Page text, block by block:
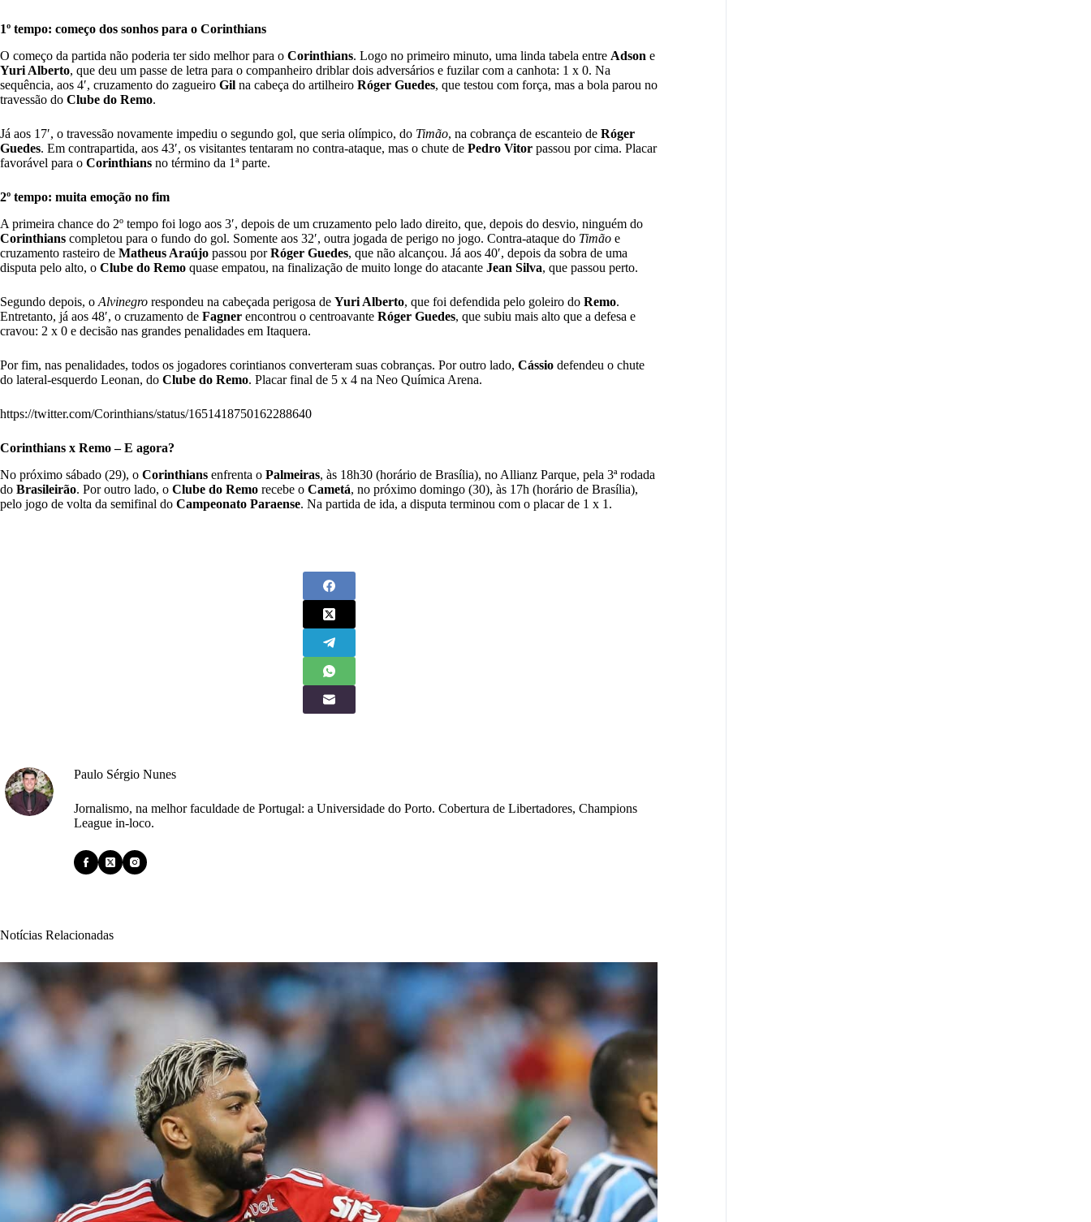
1º tempo: começo dos sonhos para o Corinthians
O começo da partida não poderia ter sido melhor para o Corinthians. Logo no primeiro minuto, uma linda tabela entre Adson e
Yuri Alberto, que deu um passe de letra para o companheiro driblar dois adversários e fuzilar com a canhota: 1 x 0. Na
sequência, aos 4′, cruzamento do zagueiro Gil na cabeça do artilheiro Róger Guedes, que testou com força, mas a bola parou no
travessão do Clube do Remo.
Já aos 17′, o travessão novamente impediu o segundo gol, que seria olímpico, do Timão, na cobrança de escanteio de Róger
Guedes. Em contrapartida, aos 43′, os visitantes tentaram no contra-ataque, mas o chute de Pedro Vitor passou por cima. Placar
favorável para o Corinthians no término da 1ª parte.
2º tempo: muita emoção no fim
A primeira chance do 2º tempo foi logo aos 3′, depois de um cruzamento pelo lado direito, que, depois do desvio, ninguém do
Corinthians completou para o fundo do gol. Somente aos 32′, outra jogada de perigo no jogo. Contra-ataque do Timão e
cruzamento rasteiro de Matheus Araújo passou porRóger Guedes, que não alcançou. Já aos 40′, depois da sobra de uma
disputa pelo alto, o Clube do Remo quase empatou, na finalização de muito longe do atacante Jean Silva, que passou perto.
Segundo depois, o Alvinegro respondeu na cabeçada perigosa de Yuri Alberto, que foi defendida pelo goleiro do Remo.
Entretanto, já aos 48′, o cruzamento de Fagner encontrou o centroavante Róger Guedes, que subiu mais alto que a defesa e
cravou: 2 x 0 e decisão nas grandes penalidades em Itaquera.
Por fim, nas penalidades, todos os jogadores corintianos converteram suas cobranças. Por outro lado, Cássio defendeu o chute
do lateral-esquerdo Leonan, do Clube do Remo. Placar final de 5 x 4 na Neo Química Arena.
https://twitter.com/Corinthians/status/1651418750162288640
Corinthians x Remo – E agora?
No próximo sábado (29), o Corinthians enfrenta o Palmeiras, às 18h30 (horário de Brasília), no Allianz Parque, pela 3ª rodada
do Brasileirão. Por outro lado, o Clube do Remo recebe o Cametá, no próximo domingo (30), às 17h (horário de Brasília),
pelo jogo de volta da semifinal do Campeonato Paraense. Na partida de ida, a disputa terminou com o placar de 1 x 1.
Paulo Sérgio Nunes
Jornalismo, na melhor faculdade de Portugal: a Universidade do Porto. Cobertura de Libertadores, Champions
League in-loco.
Notícias Relacionadas